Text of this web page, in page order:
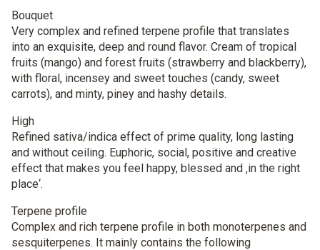
Bouquet
Very complex and refined terpene profile that translates
into an exquisite, deep and round flavor. Cream of tropical
fruits (mango) and forest fruits (strawberry and blackberry),
with floral, incensey and sweet touches (candy, sweet
carrots), and minty, piney and hashy details.
High
Refined sativa/indica effect of prime quality, long lasting
and without ceiling. Euphoric, social, positive and creative
effect that makes you feel happy, blessed and ‚in the right
place‘.
Terpene profile
Complex and rich terpene profile in both monoterpenes and
sesquiterpenes. It mainly contains the following